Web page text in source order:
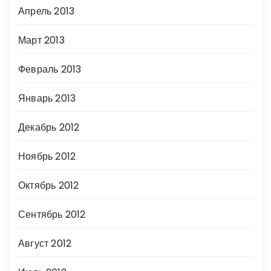
Апрель 2013
Март 2013
Февраль 2013
Январь 2013
Декабрь 2012
Ноябрь 2012
Октябрь 2012
Сентябрь 2012
Август 2012